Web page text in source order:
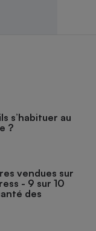
s’habituer au
?
vendues sur
- 9 sur 10
des